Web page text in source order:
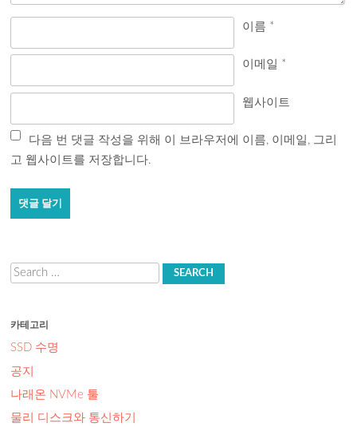
이름 *
이메일 *
웹사이트
다음 번 댓글 작성을 위해 이 브라우저에 이름, 이메일, 그리
고 웹사이트를 저장합니다.
Search
카테고리
SSD 수명
공지
나래온 NVMe 툴
물리 디스크와 통신하기